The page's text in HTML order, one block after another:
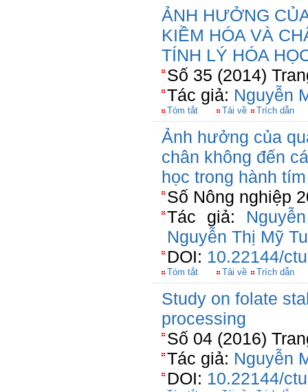
ẢNH HƯỞNG
KIỀM HÓA VÀ
TÍNH LÝ HÓA
Số 35 (2014)
Tác giả: Nguyễn
Tóm tắt Tải về Trích dẫn
Ảnh hưởng của
chân không đến
học trong hành
Số Nông nghiệp
Tác giả:
Nguyễn Thị Mỹ
DOI: 10.22144/
Tóm tắt Tải về Trích dẫn
Study on folate
processing
Số 04 (2016)
Tác giả: Nguyễn
DOI: 10.22144/